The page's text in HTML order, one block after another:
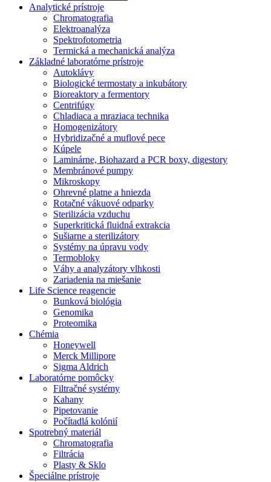
Analytické prístroje
Chromatografia
Elektroanalýza
Spektrofotometria
Termická a mechanická analýza
Základné laboratórne prístroje
Autoklávy
Biologické termostaty a inkubátory
Bioreaktory a fermentory
Centrifúgy
Chladiaca a mraziaca technika
Homogenizátory
Hybridizačné a muflové pece
Kúpele
Laminárne, Biohazard a PCR boxy, digestory
Membránové pumpy
Mikroskopy
Ohrevné platne a hniezda
Rotačné vákuové odparky
Sterilizácia vzduchu
Superkritická fluidná extrakcia
Sušiarne a sterilizátory
Systémy na úpravu vody
Termobloky
Váhy a analyzátory vlhkosti
Zariadenia na miešanie
Life Science reagencie
Bunková biológia
Genomika
Proteomika
Chémia
Honeywell
Merck Millipore
Sigma Aldrich
Laboratórne pomôcky
Filtračné systémy
Kahany
Pipetovanie
Počítadlá kolónií
Spotrebný materiál
Chromatografia
Filtrácia
Plasty & Sklo
Špeciálne prístroje